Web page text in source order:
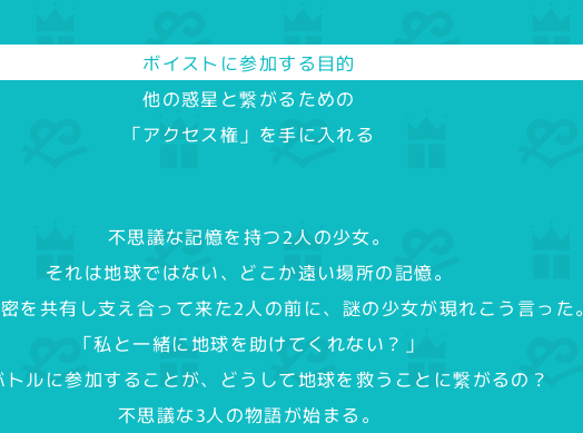
ボイストに参加する目的
他の惑星と繋がるための
「アクセス権」を手に入れる
不思議な記憶を持つ2人の少女。
それは地球ではない、どこか遠い場所の記憶。
を共有し支え合って来た2人の前に、謎の少女が現れこう言った。
「私と一緒に地球を助けてくれない？」
トルに参加することが、どうして地球を救うことに繋がるの？
不思議な3人の物語が始まる。